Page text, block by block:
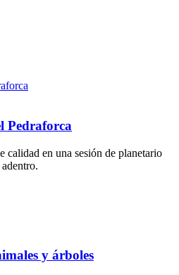
Pedraforca
calidad en una sesión de planetario
y árboles